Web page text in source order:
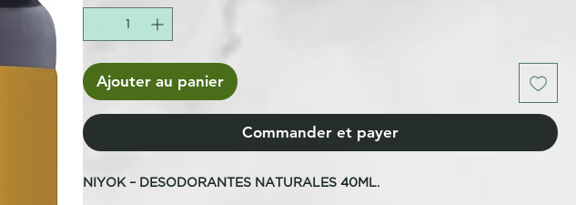
Ajouter au panier
Commander et payer
NIYOK – DESODORANTES NATURALES 40ML.